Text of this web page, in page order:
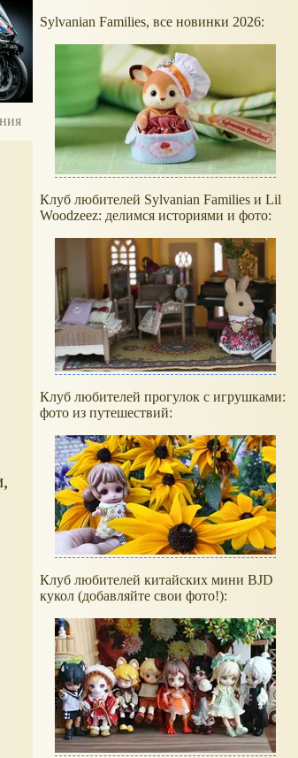
Sylvanian Families, все новинки 2026:
Клуб любителей Sylvanian Families и Lil
Woodzeez: делимся историями и фото:
Клуб любителей прогулок с игрушками:
фото из путешествий:
Клуб любителей китайских мини BJD
кукол (добавляйте свои фото!):